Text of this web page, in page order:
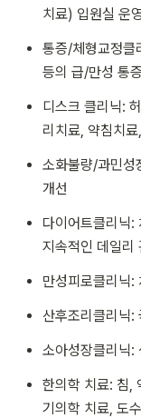
치료) 입원실 운
통증/체형교정클
등의 급/만성 통
디스크 클리닉:
리치료, 약침치
소화불량/과민성
개선
다이어트클리닉:
지속적인 데일리
만성피로클리닉:
산후조리클리닉:
소아성장클리닉:
한의학 치료: 침,
기의학 치료, 도